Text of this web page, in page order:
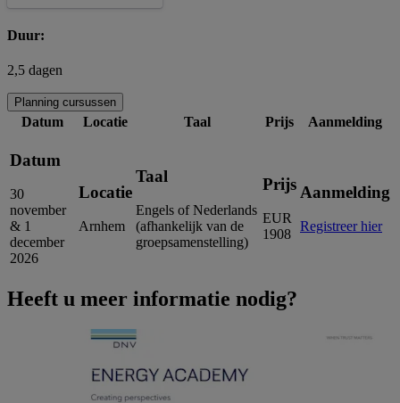
Duur:
2,5 dagen
Planning cursussen
Datum Locatie Taal Prijs Aanmelding
Datum
30
november
& 1
december
2026
Locatie
Arnhem
Taal
Engels of Nederlands
(afhankelijk van de
groepsamenstelling)
Prijs
EUR
1908
Aanmelding
Registreer hier
Heeft u meer informatie nodig?